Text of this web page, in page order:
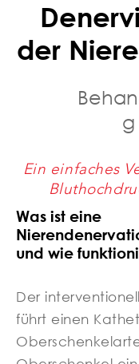
g
der
Ein einfaches
Was ist eine
und wie
Der
führt einen